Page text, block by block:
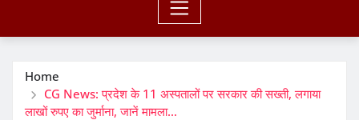
Home
CG News: प्रदेश के 11 अस्पतालों पर सरकार की सख्ती, लगाया
लाखों रुपए का जुर्माना, जानें मामला…